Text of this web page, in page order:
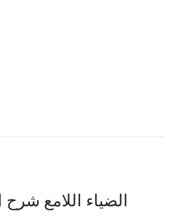
الضياء اللامع